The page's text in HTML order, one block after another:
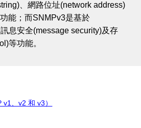
、網路位址(network address)
能；而SNMPv3是基於
息安全(message security)及存
等功能。
、v2 和 v3）